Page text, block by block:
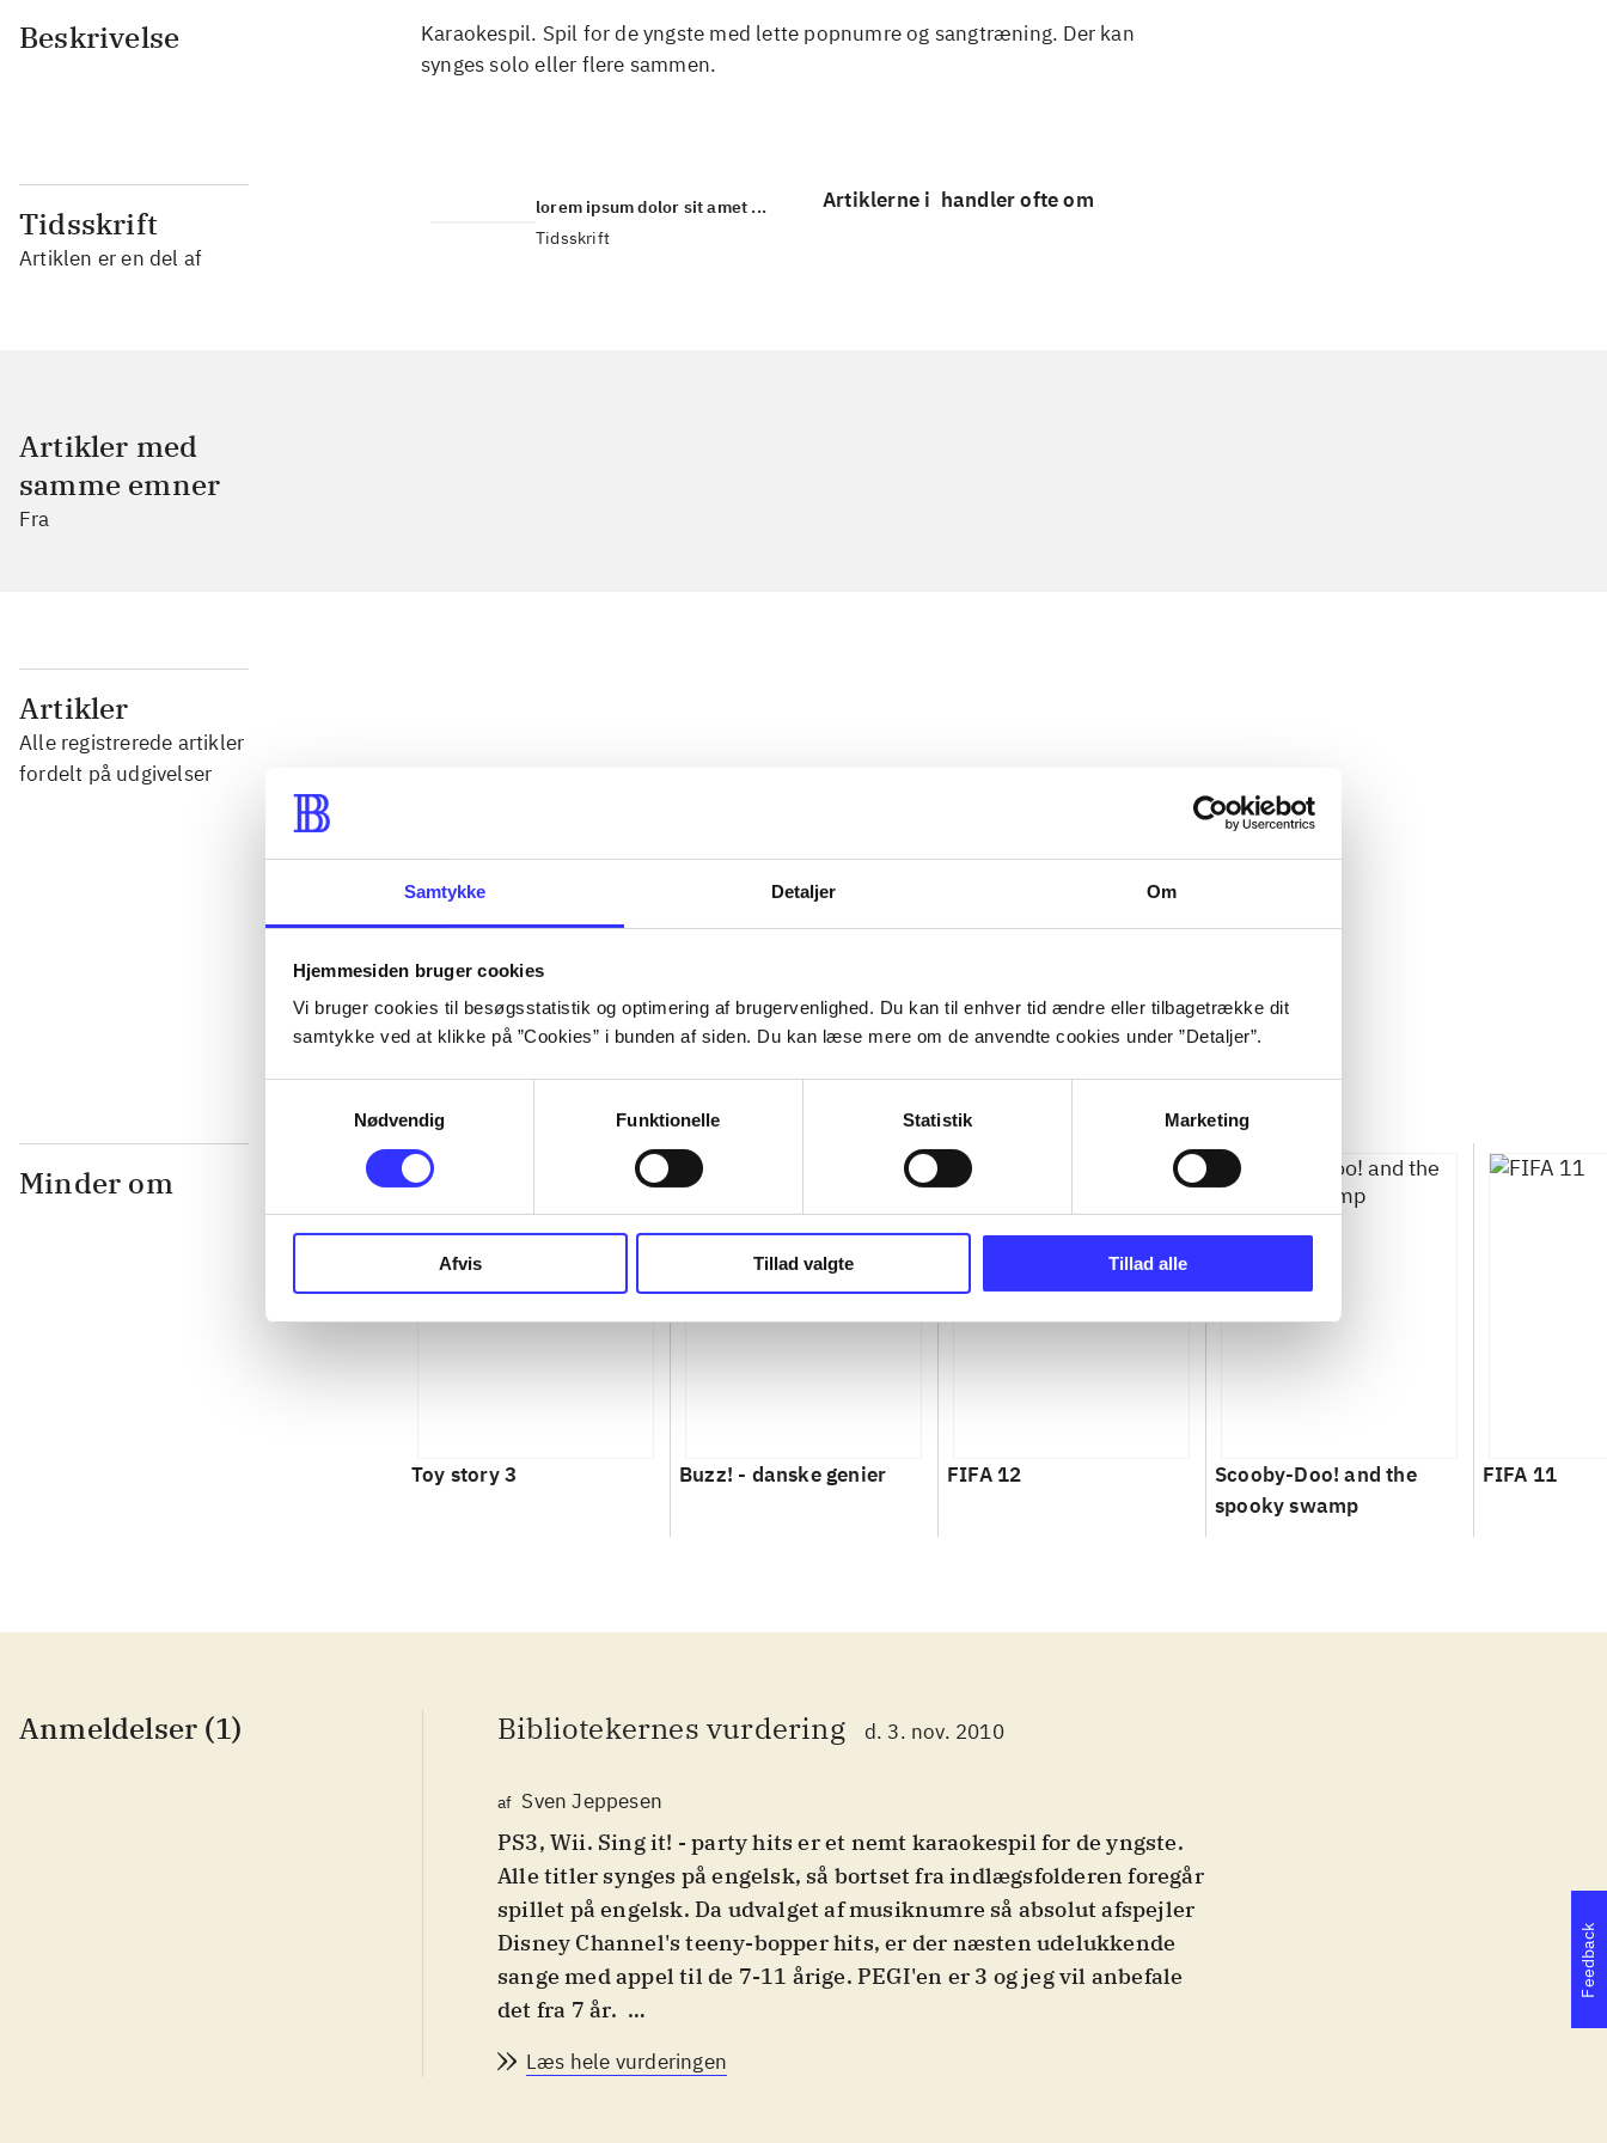
Samtykke Detaljer Om
Hjemmesiden bruger cookies
Vi bruger cookies til besøgsstatistik og optimering af brugervenlighed. Du kan til enhver tid ændre eller tilbagetrække dit
samtykke ved at klikke på ”Cookies” i bunden af siden. Du kan læse mere om de anvendte cookies under ”Detaljer”.
Nødvendig
Funktionelle Statistik Marketing
Afvis Tillad valgte Tillad alle
Beskrivelse
Karaokespil. Spil for de yngste med lette popnumre og sangtræning. Der kan
synges solo eller flere sammen.
Tidsskrift
Artiklen er en del af
lorem ipsum dolor sit amet ...
Tidsskrift
Artiklerne i handler ofte om
Artikler med
samme emner
Fra
Artikler
Alle registrerede artikler
fordelt på udgivelser
...
...
Minder om
Toy story 3 Buzz! - danske genier FIFA 12
Scooby-Doo! and the
spooky swamp
FIFA 11
Anmeldelser (1) Bibliotekernes vurdering d. 3. nov. 2010
af Sven Jeppesen
PS3, Wii. Sing it! - party hits er et nemt karaokespil for de yngste.
Alle titler synges på engelsk, så bortset fra indlægsfolderen foregår
spillet på engelsk. Da udvalget af musiknumre så absolut afspejler
Disney Channel's teeny-bopper hits, er der næsten udelukkende
sange med appel til de 7-11 årige. PEGI'en er 3 og jeg vil anbefale
det fra 7 år.
og Party play, hvor der kan synges solo eller sammen med andre.
Læs hele vurderingen
Feedback